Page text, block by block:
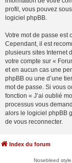
profil, vous pouvez
logiciel phpBB.
Votre mot de passe est
Cependant, il est
plusieurs sites Internet
votre compte sur «
et en aucun cas une
phpBB ou une d’une
mot de passe. Si vous
fonction « J’ai oublié
processus vous
alors le logiciel phpBB
de vous reconnecter.
Index du forum
Nosebleed